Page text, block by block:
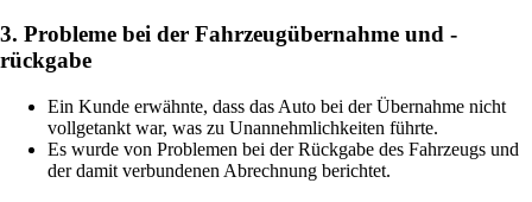
3. Probleme bei der Fahrzeugübernahme und -
rückgabe
Ein Kunde erwähnte, dass das Auto bei der Übernahme nicht
vollgetankt war, was zu Unannehmlichkeiten führte.
Es wurde von Problemen bei der Rückgabe des Fahrzeugs und
der damit verbundenen Abrechnung berichtet.